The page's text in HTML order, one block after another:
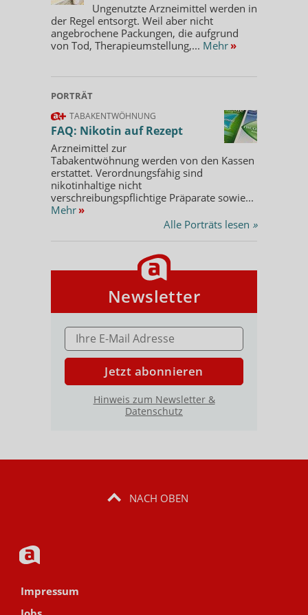
Ungenutzte Arzneimittel werden in
der Regel entsorgt. Weil aber nicht
angebrochene Packungen, die aufgrund
von Tod, Therapieumstellung,... Mehr »
PORTRÄT
TABAKENTWÖHNUNG
FAQ: Nikotin auf Rezept
Arzneimittel zur
Tabakentwöhnung werden von den Kassen
erstattet. Verordnungsfähig sind
nikotinhaltige nicht
verschreibungspflichtige Präparate sowie...
Mehr »
Alle Porträts lesen »
Newsletter
E-MAIL ADRESSE
Jetzt abonnieren
Hinweis zum Newsletter &
Datenschutz
NACH OBEN
Impressum